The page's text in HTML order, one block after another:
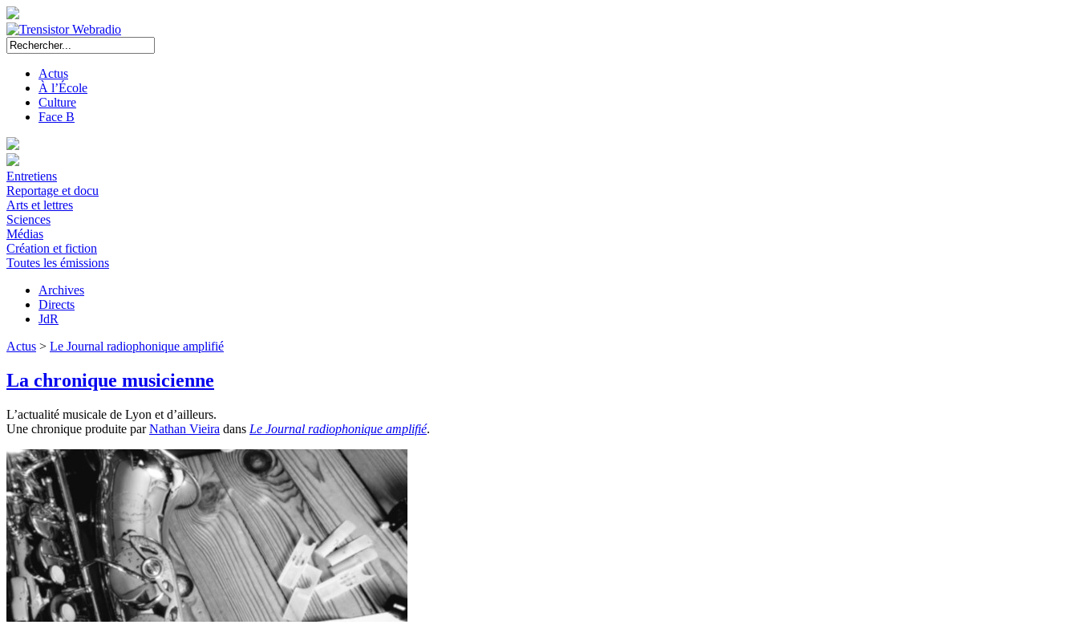
Actus
À l’École
Culture
Face B
Entretiens
Reportage et docu
Arts et lettres
Sciences
Médias
Création et fiction
Toutes les émissions
Archives
Directs
JdR
Actus > Le Journal radiophonique amplifié
La chronique musicienne
L’actualité musicale de Lyon et d’ailleurs.
Une chronique produite parNathan Vieira dans Le Journal radiophonique amplifié.